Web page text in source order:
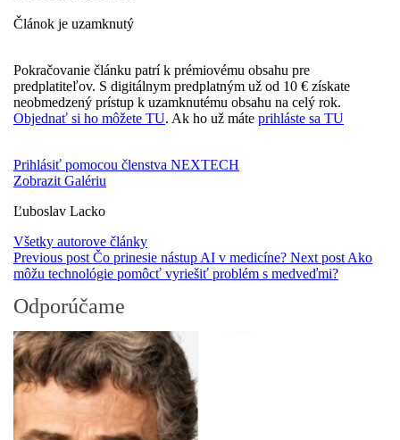
Článok je uzamknutý
Pokračovanie článku patrí k prémiovému obsahu pre
predplatiteľov. S digitálnym predplatným už od 10 € získate
neobmedzený prístup k uzamknutému obsahu na celý rok.
Objednať si ho môžete TU. Ak ho už máte prihláste sa TU
Prihlásiť pomocou členstva NEXTECH
Zobrazit Galériu
Ľuboslav Lacko
Všetky autorove články
Previous post Čo prinesie nástup AI v medicíne? Next post Ako
môžu technológie pomôcť vyriešiť problém s medveďmi?
Odporúčame